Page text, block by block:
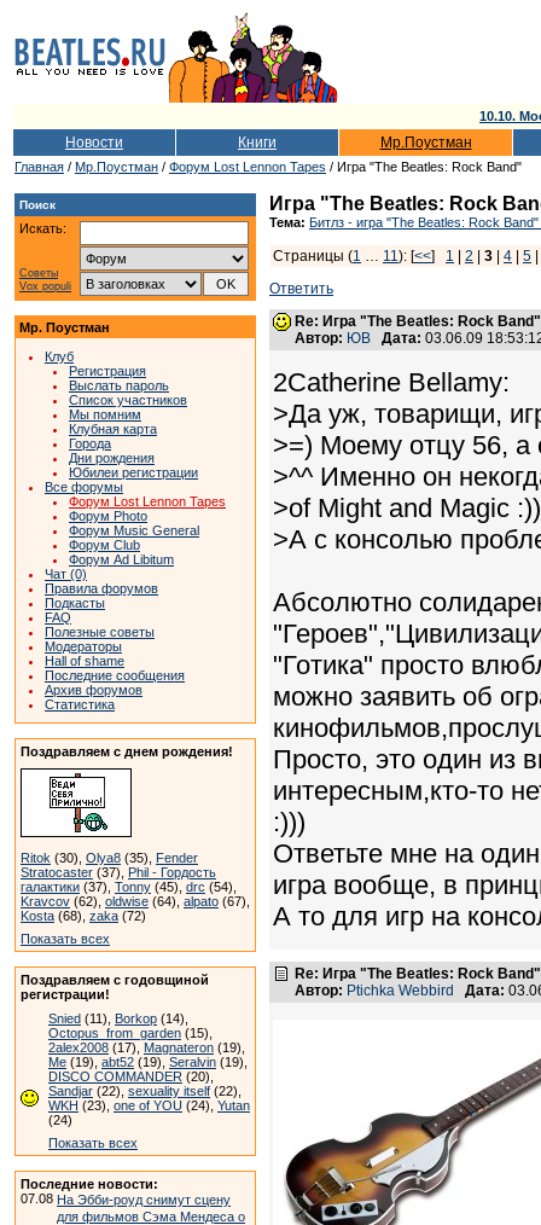
10.10.
Новости Книги Мр.Поустман
Главная / Мр.Поустман / Форум Lost Lennon Tapes / Игра "The Beatles: Rock Band"
Поиск
Искать:
Советы
Vox populi
Мр. Поустман
Клуб
Регистрация
Выслать пароль
Список участников
Мы помним
Клубная карта
Города
Дни рождения
Юбилеи регистрации
Все форумы
Форум Lost Lennon Tapes
Форум Photo
Форум Music General
Форум Club
Форум Ad Libitum
Чат (0)
Правила форумов
Подкасты
FAQ
Полезные советы
Модераторы
Hall of shame
Последние сообщения
Архив форумов
Статистика
Поздравляем с днем рождения!
Ritok (30), Olya8 (35), Fender
Stratocaster (37), Phil - Гордость
галактики (37), Tonny (45), drc (54),
Kravcov (62), oldwise (64), alpato (67),
Kosta (68), zaka (72)
Показать всех
Поздравляем с годовщиной
регистрации!
Snied (11), Borkop (14),
Octopus_from_garden (15),
2alex2008 (17), Magnateron (19),
Me (19), abt52 (19), Seralvin (19),
DISCO COMMANDER (20),
Sandjar (22), sexuality itself (22),
WKH (23), one of YOU (24), Yutan
(24)
Показать всех
Последние новости:
07.08 На Эбби-роуд снимут сцену
для фильмов Сэма Мендеса о
Игра "The Beatles: Rock
Тема: Битлз - игра "The Beatles: Rock
Страницы (1 … 11): [<<] 1 2 3 4 5
Ответить
Re: Игра "The Beatles: Rock Band"
Автор: ЮВ Дата: 03.06.09
2Catherine Bellamy:
>Да уж, товарищи,
>=) Моему отцу 56, а
>^^ Именно он
>of Might and Magic :))
>А с консолью
Абсолютно
"Готика" просто
можно заявить об
Просто, это один из
интересным,кто-то
:)))
Ответьте мне на
игра вообще, в
А то для игр на
Re: Игра "The Beatles: Rock Band"
Автор: Ptichka Webbird Дата: